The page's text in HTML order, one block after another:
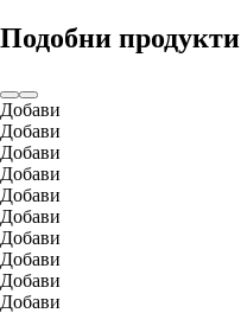
Подобни продукти
Добави
Добави
Добави
Добави
Добави
Добави
Добави
Добави
Добави
Добави